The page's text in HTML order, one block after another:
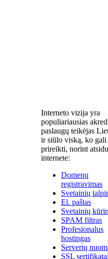
Interneto vizija yra
populiariausias
paslaugų teikėjas
ir siūlo viską, ko gali
prireikti, norint
internete:
Domenų
registravimas
Svetainių
El. paštas
Svetainių
SPAM filtras
Profesionalus
hostingas
Serverių
SSL sertifikatai